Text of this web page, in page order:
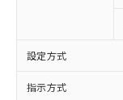
設定方式
指示方式